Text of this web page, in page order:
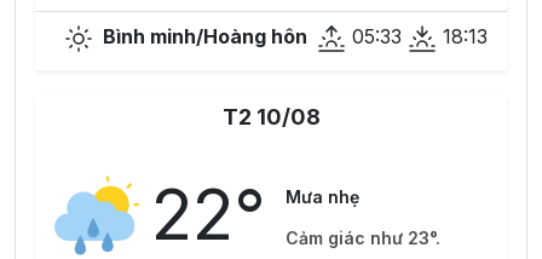
Bình minh/Hoàng hôn 05:33 18:13
T2 10/08
22°
Mưa nhẹ
Cảm giác như 23°.